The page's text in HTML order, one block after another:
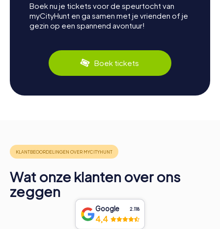
Boek nu je tickets voor de speurtocht van
myCityHunt en ga samen met je vrienden of je
gezin op een spannend avontuur!
Boek tickets
Wat onze klanten over ons
zeggen
Google 2.118
4,4